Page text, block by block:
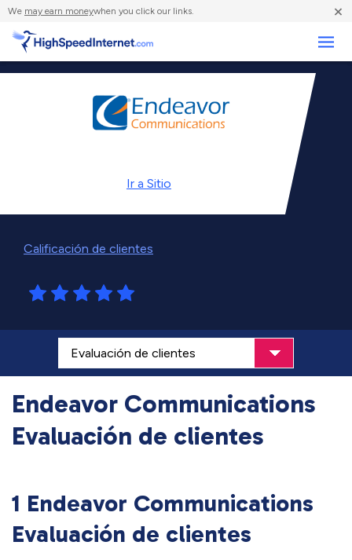
We may earn moneywhen you click our links. ×
Ir a Sitio
Calificación de clientes
Endeavor Communications
Evaluación de clientes
1 Endeavor Communications
Evaluación de clientes